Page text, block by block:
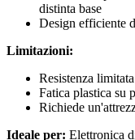
distinta base
Design efficiente
Limitazioni:
Resistenza
Fatica plastica su
Richiede
Ideale per: Elettronica